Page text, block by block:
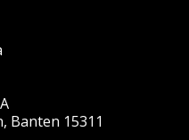
Banten 15311